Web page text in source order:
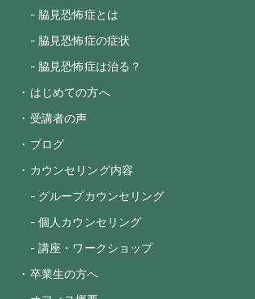
- 脇見恐怖症とは
- 脇見恐怖症の症状
- 脇見恐怖症は治る？
・はじめての方へ
・受講者の声
・ブログ
・カウンセリング内容
- グループカウンセリング
- 個人カウンセリング
- 講座・ワークショップ
・卒業生の方へ